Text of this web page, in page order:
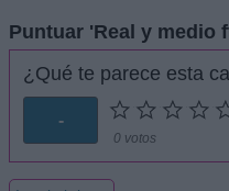
Puntuar 'Real y medio
¿Qué te parece esta
-
0 votos